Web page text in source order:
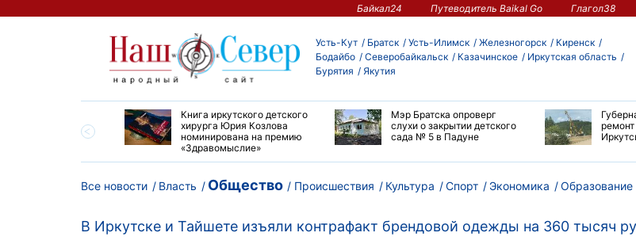
Байкал24 Путеводитель Baikal Go Глагол38
Усть-Кут Братск Усть-Илимск Железногорск
Киренск
Бодайбо
Северобайкальск Казачинское
Иркутская область
Бурятия
Якутия
большой эстафеты
Книга иркутского детского
хирурга Юрия Козлова
номинирована на премию
«Здравомыслие»
Мэр Братска опроверг
слухи о закрытии детского
сада № 5 в Падуне
Все новости Власть Общество Происшествия Культура Спорт Экономика Образование
В Иркутске и Тайшете изъяли контрафакт брендовой одежды на 360 тысяч